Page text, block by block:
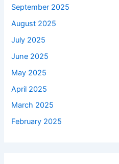
September 2025
August 2025
July 2025
June 2025
May 2025
April 2025
March 2025
February 2025